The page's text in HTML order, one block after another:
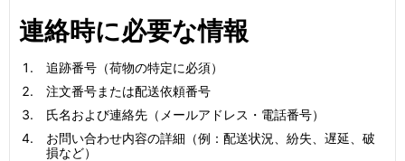
連絡時に必要な情報
追跡番号（荷物の特定に必須）
注文番号または配送依頼番号
氏名および連絡先（メールアドレス・電話番号）
お問い合わせ内容の詳細（例：配送状況、紛失、遅延、破
損など）